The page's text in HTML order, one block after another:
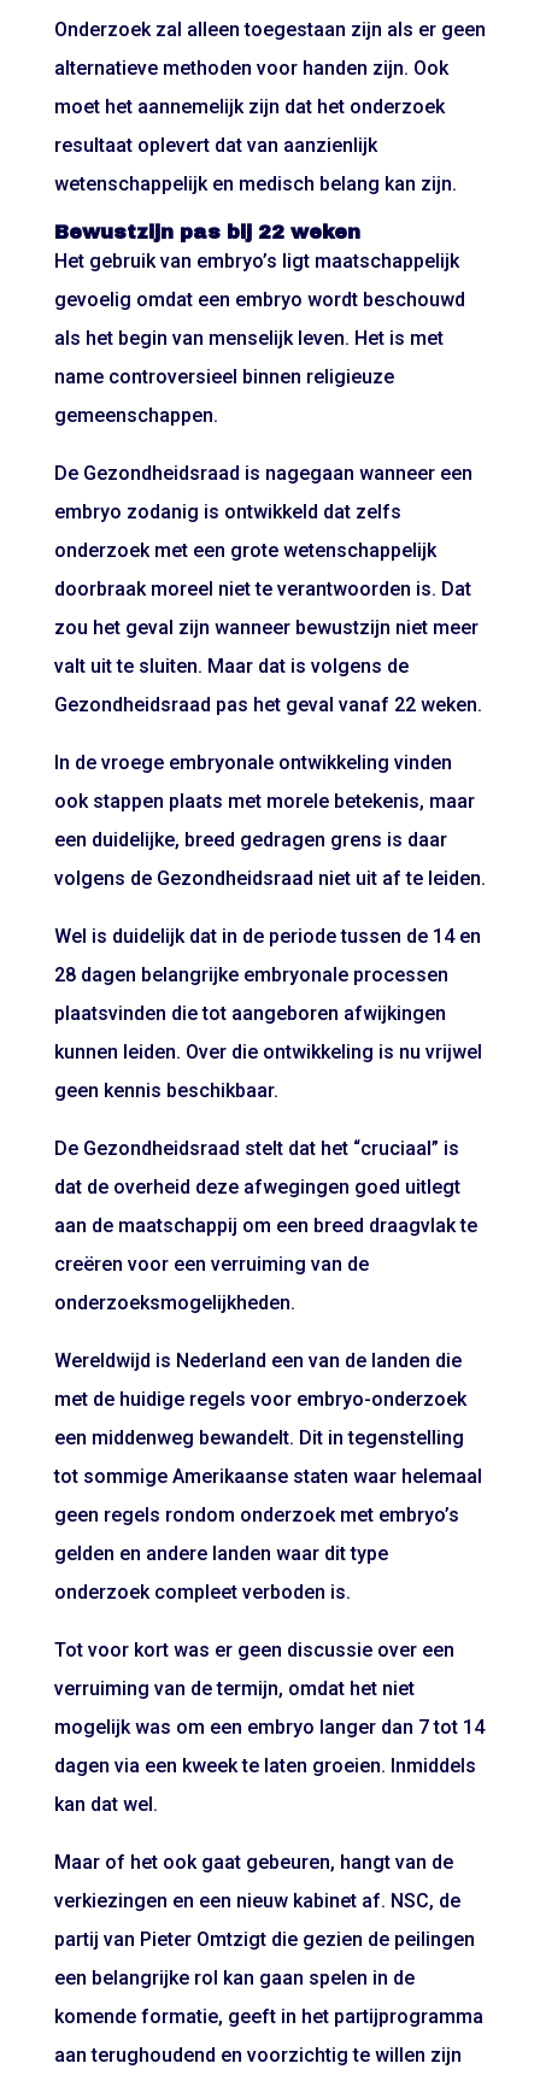
Onderzoek zal alleen toegestaan zijn als er geen
alternatieve methoden voor handen zijn. Ook
moet het aannemelijk zijn dat het onderzoek
resultaat oplevert dat van aanzienlijk
wetenschappelijk en medisch belang kan zijn.
Bewustzijn pas bij 22 weken
Het gebruik van embryo’s ligt maatschappelijk
gevoelig omdat een embryo wordt beschouwd
als het begin van menselijk leven. Het is met
name controversieel binnen religieuze
gemeenschappen.
De Gezondheidsraad is nagegaan wanneer een
embryo zodanig is ontwikkeld dat zelfs
onderzoek met een grote wetenschappelijk
doorbraak moreel niet te verantwoorden is. Dat
zou het geval zijn wanneer bewustzijn niet meer
valt uit te sluiten. Maar dat is volgens de
Gezondheidsraad pas het geval vanaf 22 weken.
In de vroege embryonale ontwikkeling vinden
ook stappen plaats met morele betekenis, maar
een duidelijke, breed gedragen grens is daar
volgens de Gezondheidsraad niet uit af te leiden.
Wel is duidelijk dat in de periode tussen de 14 en
28 dagen belangrijke embryonale processen
plaatsvinden die tot aangeboren afwijkingen
kunnen leiden. Over die ontwikkeling is nu vrijwel
geen kennis beschikbaar.
De Gezondheidsraad stelt dat het “cruciaal” is
dat de overheid deze afwegingen goed uitlegt
aan de maatschappij om een breed draagvlak te
creëren voor een verruiming van de
onderzoeksmogelijkheden.
Wereldwijd is Nederland een van de landen die
met de huidige regels voor embryo-onderzoek
een middenweg bewandelt. Dit in tegenstelling
tot sommige Amerikaanse staten waar helemaal
geen regels rondom onderzoek met embryo’s
gelden en andere landen waar dit type
onderzoek compleet verboden is.
Tot voor kort was er geen discussie over een
verruiming van de termijn, omdat het niet
mogelijk was om een embryo langer dan 7 tot 14
dagen via een kweek te laten groeien. Inmiddels
kan dat wel.
Maar of het ook gaat gebeuren, hangt van de
verkiezingen en een nieuw kabinet af. NSC, de
partij van Pieter Omtzigt die gezien de peilingen
een belangrijke rol kan gaan spelen in de
komende formatie, geeft in het partijprogramma
aan terughoudend en voorzichtig te willen zijn